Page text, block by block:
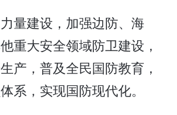
量建设，加强边防、海
重大安全领域防卫建设，
产，普及全民国防教育，
系，实现国防现代化。